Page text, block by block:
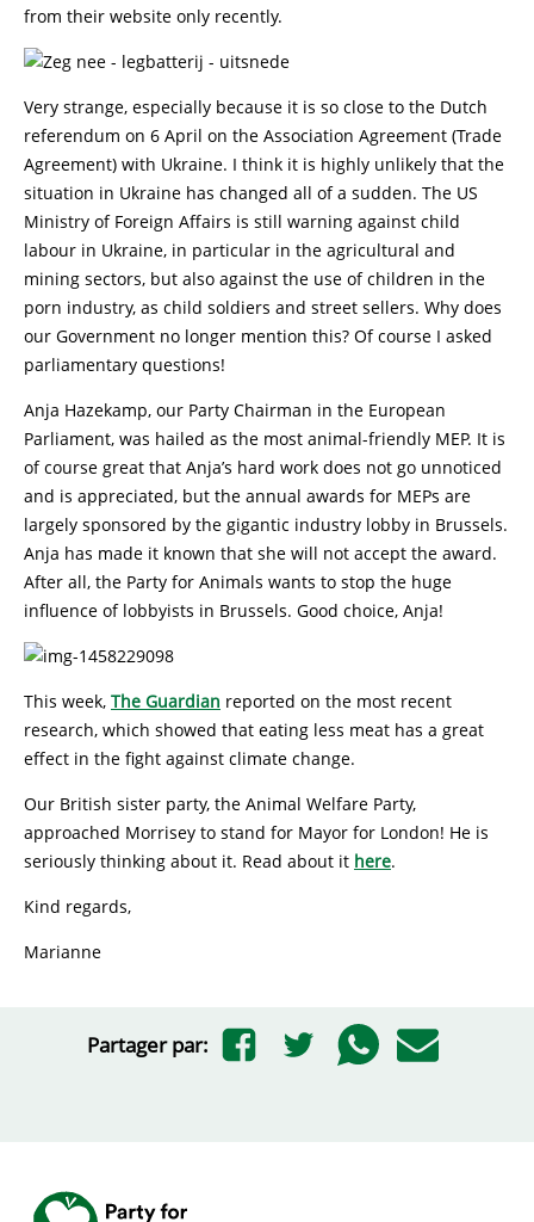
from their website only recently.
Very strange, especially because it is so close to the Dutch
referendum on 6 April on the Association Agreement (Trade
Agreement) with Ukraine. I think it is highly unlikely that the
situation in Ukraine has changed all of a sudden. The US
Ministry of Foreign Affairs is still warning against child
labour in Ukraine, in particular in the agricultural and
mining sectors, but also against the use of children in the
porn industry, as child soldiers and street sellers. Why does
our Government no longer mention this? Of course I asked
parliamentary questions!
Anja Hazekamp, our Party Chairman in the European
Parliament, was hailed as the most animal-friendly MEP. It is
of course great that Anja’s hard work does not go unnoticed
and is appreciated, but the annual awards for MEPs are
largely sponsored by the gigantic industry lobby in Brussels.
Anja has made it known that she will not accept the award.
After all, the Party for Animals wants to stop the huge
influence of lobbyists in Brussels. Good choice, Anja!
This week, The Guardian reported on the most recent
research, which showed that eating less meat has a great
effect in the fight against climate change.
Our British sister party, the Animal Welfare Party,
approached Morrisey to stand for Mayor for London! He is
seriously thinking about it. Read about it here.
Kind regards,
Marianne
Partager par: